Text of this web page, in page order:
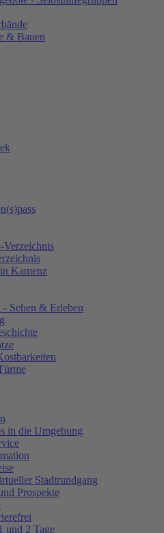
& Bauen
Verzeichnis
Kamenz
- Sehen & Erleben
in die Umgebung
Stadtrundgang
Prospekte
und 2 Tage